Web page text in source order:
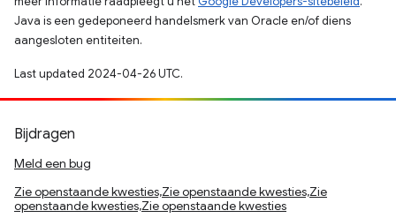
Java is een gedeponeerd handelsmerk van Oracle en/of diens
aangesloten entiteiten.
Last updated 2024-04-26 UTC.
Bijdragen
Meld een bug
Zie openstaande kwesties,Zie openstaande kwesties,Zie
openstaande kwesties,Zie openstaande kwesties